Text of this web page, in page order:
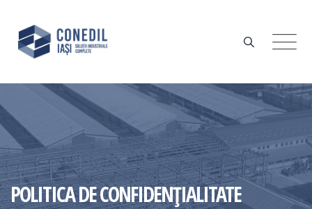
content
POLITICA DE CONFIDENȚIALITATE